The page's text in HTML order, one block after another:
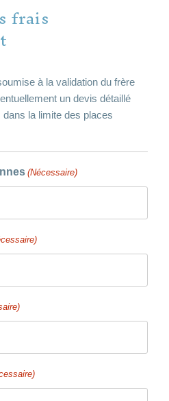
frais
à la validation du frère
un devis détaillé
la limite des places
(Nécessaire)